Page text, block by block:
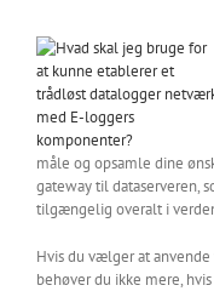
måle og opsamle dine
gateway til dataserveren,
tilgængelig overalt i
Hvis du vælger at
behøver du ikke mere,